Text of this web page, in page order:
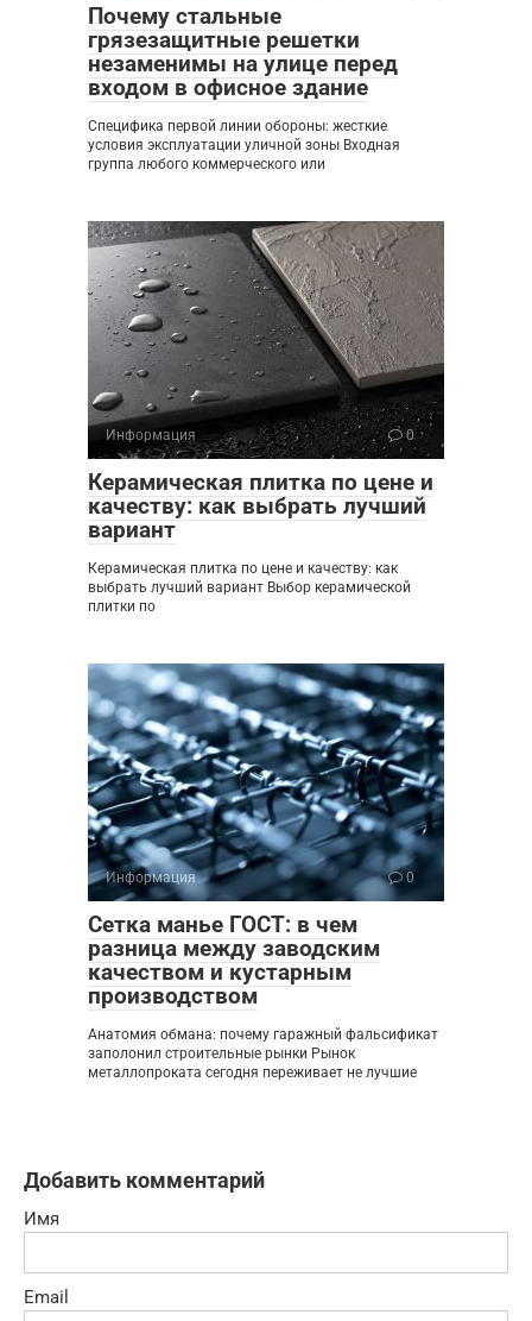
Почему стальные
грязезащитные решетки
незаменимы на улице перед
входом в офисное здание
Специфика первой линии обороны: жесткие
условия эксплуатации уличной зоны Входная
группа любого коммерческого или
Информация 0
Керамическая плитка по цене и
качеству: как выбрать лучший
вариант
Керамическая плитка по цене и качеству: как
выбрать лучший вариант Выбор керамической
плитки по
Информация 0
Сетка манье ГОСТ: в чем
разница между заводским
качеством и кустарным
производством
Анатомия обмана: почему гаражный фальсификат
заполонил строительные рынки Рынок
металлопроката сегодня переживает не лучшие
Добавить комментарий
Имя
Email